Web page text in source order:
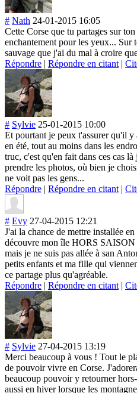
# Nath 24-01-2015 16:05
Cette Corse que tu partages sur
enchantement pour les yeux... Sur
sauvage que j'ai du mal à croire
Répondre | Répondre en citant |
# Sylvie 25-01-2015 10:00
Et pourtant je peux t'assurer qu'il
en été, tout au moins dans les
truc, c'est qu'en fait dans ces cas
prendre les photos, où bien je
ne voit pas les gens...
Répondre | Répondre en citant |
# Evy 27-04-2015 12:21
J'ai la chance de mettre installée
découvre mon île HORS SAISON
mais je ne suis pas allée à san
petits enfants et ma fille qui
ce partage plus qu'agréable.
Répondre | Répondre en citant |
# Sylvie 27-04-2015 13:19
Merci beaucoup à vous ! Tout le
de pouvoir vivre en Corse.
beaucoup pouvoir y retourner
aussi en hiver lorsque les